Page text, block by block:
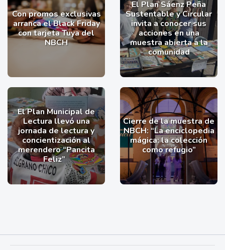
Con promos exclusivas
arranca el Black Friday
con tarjeta Tuya del
NBCH
El Plan Sáenz Peña
Sustentable y Circular
invita a conocer sus
acciones en una
muestra abierta a la
comunidad
El Plan Municipal de
Lectura llevó una
jornada de lectura y
concientización al
merendero “Pancita
Feliz”
Cierre de la muestra de
NBCH: “La enciclopedia
mágica: la colección
como refugio”